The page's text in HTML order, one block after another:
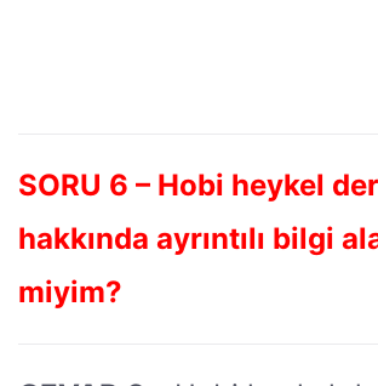
SORU 6 – Hobi heykel
hakkında ayrıntılı bilgi
miyim?